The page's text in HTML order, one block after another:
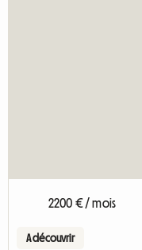
2200 € / mois
A découvrir